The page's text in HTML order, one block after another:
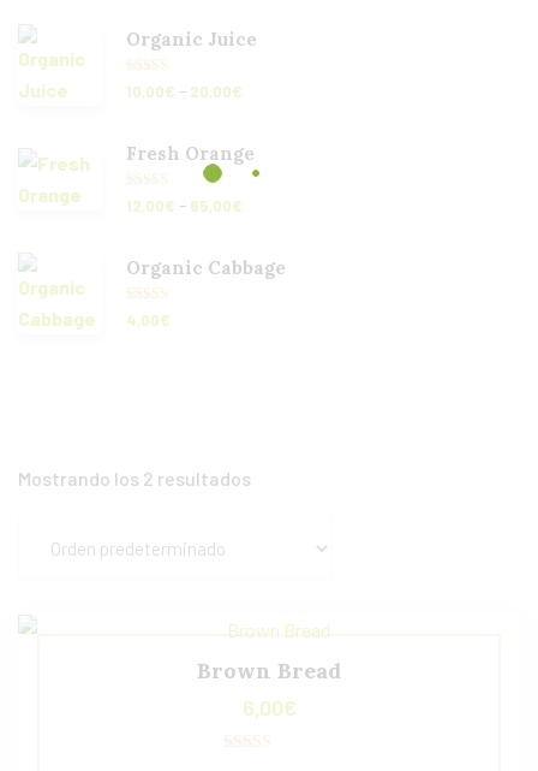
Mostrando los 2 resultados
Brown Bread
6,00€
Organic Juice
Valorado con
5.00de 5
10,00€ - 20,00€
Fresh Orange
Valorado con
5.00de 5
12,00€ - 65,00€
Organic Cabbage
Valorado con
5.00de 5
4,00€